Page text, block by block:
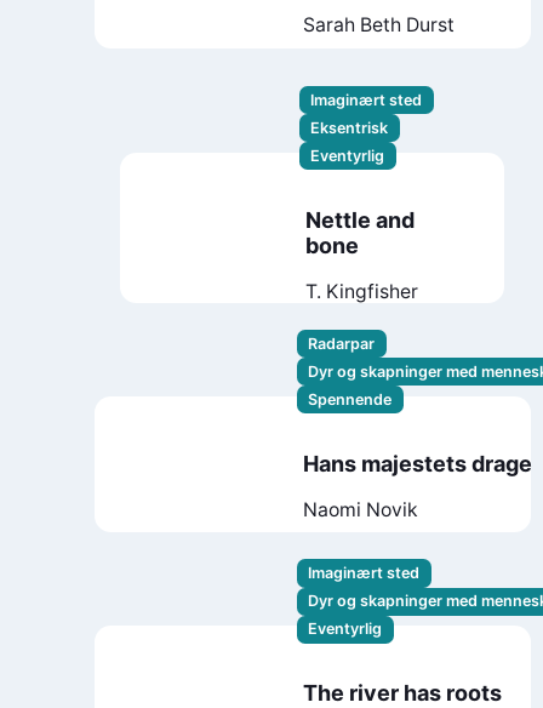
Sarah Beth Durst
Imaginært sted
Eksentrisk
Eventyrlig
Nettle and
bone
T. Kingfisher
Radarpar
Dyr og skapninger med
Spennende
Hans majestets drage
Naomi Novik
Imaginært sted
Dyr og skapninger med
Eventyrlig
The river has roots